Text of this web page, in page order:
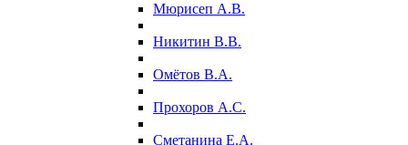
Мюрисеп А.В.
Никитин В.В.
Омётов В.А.
Прохоров А.С.
Сметанина Е.А.